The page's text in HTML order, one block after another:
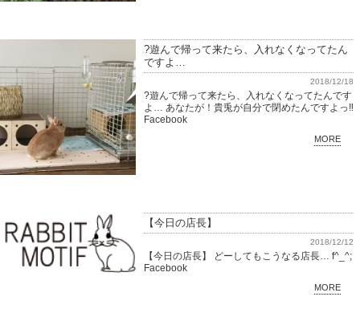
?遊んで帰って来たら、入れなくなってたん
ですよ…
2018/12/18
?遊んで帰って来たら、入れなくなってたんです
よ… あなたが！貴兎が自分で閉めたんですよっ‼️
Facebook
MORE
【今日の店長】
2018/12/12
【今日の店長】 どーしてもこうなる店長… f^_^;
Facebook
MORE